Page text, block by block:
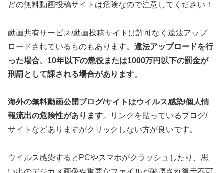
どの無料動画投稿サイトは危険なので注意してください！
動画共有サービス/動画投稿サイトは許可なく違法アップ
ロードされているものもあります。 違法アップロードを行
った場合、10年以下の懲役または1000万円以下の罰金が
刑罰として課される場合があります。
海外の無料動画公開ブログ/サイトはウイルス感染/個人情
報流出の危険性があります。リンクを貼っているブログ/
サイトなどありますがクリックしない方が良いです。
ウイルス感染するとPCやスマホがクラッシュしたり、思
い出のデジカメ画像や重要なファイルが破壊され復元不可